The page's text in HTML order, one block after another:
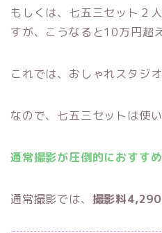
もしくは、七五三セット２
すが、こうなると10万円超
これでは、おしゃれスタジ
なので、七五三セットは使
通常撮影が圧倒的におすすめ
通常撮影では、 撮影料